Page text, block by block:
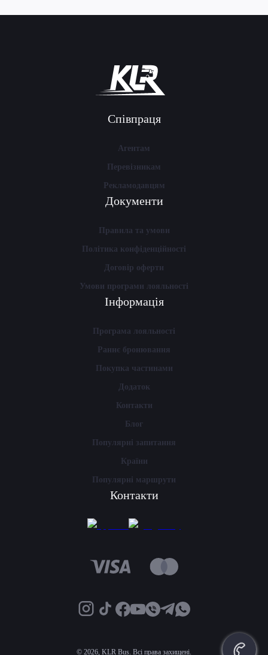
Співпраця
Агентам
Перевізникам
Рекламодавцям
Документи
Правила та умови
Політика конфіденційності
Договір оферти
Умови програми лояльності
Інформація
Програма лояльності
Раннє бронювання
Покупка частинами
Додаток
Контакти
Блог
Популярні запитання
Країни
Популярні маршрути
Контакти
© 2026, KLR Bus. Всі права захищені.